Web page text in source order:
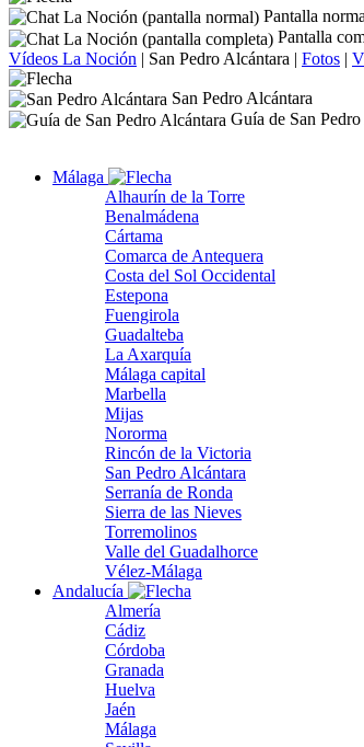
Pantalla
Pantalla
Vídeos La Noción | San Pedro Alcántara | Fotos |
San Pedro Alcántara
Guía de San
Málaga
Alhaurín de la Torre
Benalmádena
Cártama
Comarca de Antequera
Costa del Sol Occidental
Estepona
Fuengirola
Guadalteba
La Axarquía
Málaga capital
Marbella
Mijas
Nororma
Rincón de la Victoria
San Pedro Alcántara
Serranía de Ronda
Sierra de las Nieves
Torremolinos
Valle del Guadalhorce
Vélez-Málaga
Andalucía
Almería
Cádiz
Córdoba
Granada
Huelva
Jaén
Málaga